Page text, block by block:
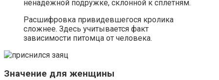
ненадежной подружке, склонной к сплетням.
Расшифровка привидевшегося кролика
сложнее. Здесь учитывается факт
зависимости питомца от человека.
Значение для женщины